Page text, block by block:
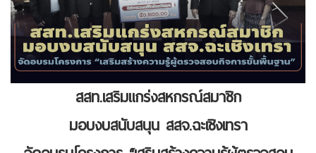
สสท.เสริมแกร่งสหกรณ์สมาชิก
มอบงบสนับสนุน สสจ.ฉะเชิงเทรา